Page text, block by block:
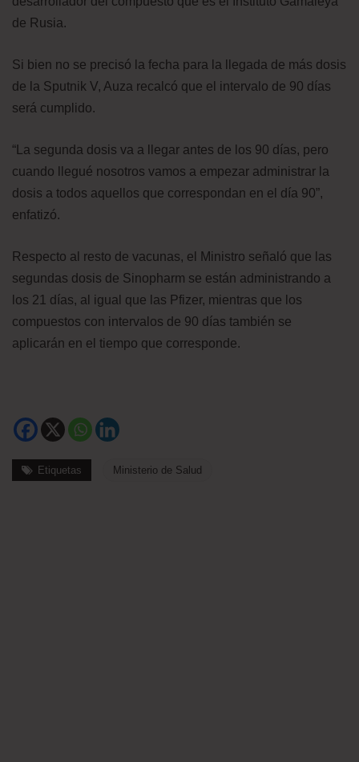
de Rusia.
Si bien no se precisó la fecha para la llegada de más dosis
de la Sputnik V, Auza recalcó que el intervalo de 90 días
será cumplido.
“La segunda dosis va a llegar antes de los 90 días, pero
cuando llegué nosotros vamos a empezar administrar la
dosis a todos aquellos que correspondan en el día 90”,
enfatizó.
Respecto al resto de vacunas, el Ministro señaló que las
segundas dosis de Sinopharm se están administrando a
los 21 días, al igual que las Pfizer, mientras que los
compuestos con intervalos de 90 días también se
aplicarán en el tiempo que corresponde.
Etiquetas Ministerio de Salud